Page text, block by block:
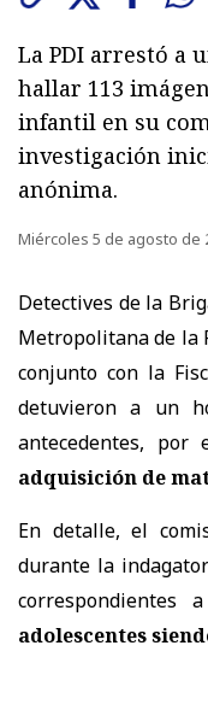
La PDI arrestó a
hallar 113
infantil en su
investigación
anónima.
Miércoles 5 de agosto de
Detectives de la
Metropolitana de la
conjunto con la
detuvieron a un
antecedentes, por
adquisición de
En detalle, el
durante la
correspondientes a
adolescentes